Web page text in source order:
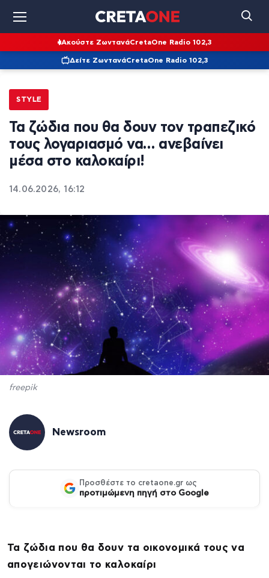
Ακούστε ΖωντανάCretaOne Radio 102,3
Δείτε ΖωντανάCretaOne Radio 102,3
STYLE
Τα ζώδια που θα δουν τον τραπεζικό
τους λογαριασμό να… ανεβαίνει
μέσα στο καλοκαίρι!
14.06.2026, 16:12
freepik
Newsroom
Προσθέστε το cretaone.gr ως
προτιμώμενη πηγή στο Google
Τα ζώδια που θα δουν τα οικονομικά τους να
απογειώνονται το καλοκαίρι